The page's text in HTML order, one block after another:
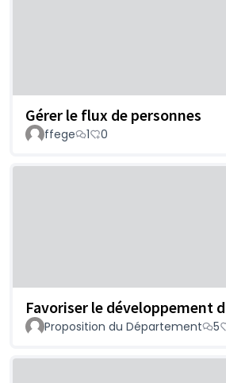
Gérer le flux de personnes
ffege 1 0
Favoriser le développement
Proposition du Département 5